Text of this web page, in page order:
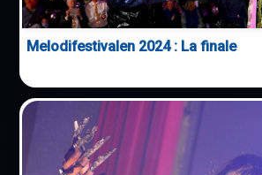
Melodifestivalen 2024 : La finale